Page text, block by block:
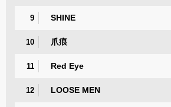
9 SHINE
10 爪痕
11 Red Eye
12 LOOSE MEN